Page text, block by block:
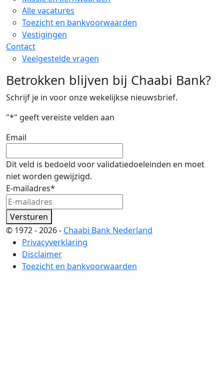
Alle vacatures
Toezicht en bankvoorwaarden
Vestigingen
Contact
Veelgestelde vragen
Betrokken blijven bij Chaabi Bank?
Schrijf je in voor onze wekelijkse nieuwsbrief.
"*" geeft vereiste velden aan
Email
Dit veld is bedoeld voor validatiedoeleinden en moet
niet worden gewijzigd.
E-mailadres*
Versturen
© 1972 - 2026 - Chaabi Bank Nederland
Privacyverklaring
Disclaimer
Toezicht en bankvoorwaarden